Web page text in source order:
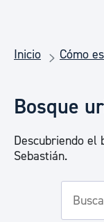
Inicio Cómo
Bosque
Descubriendo el
Sebastián.